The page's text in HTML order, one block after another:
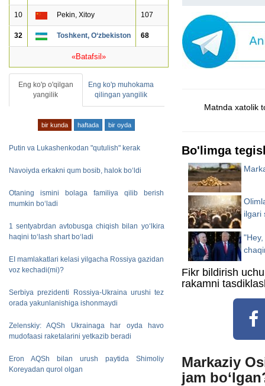
10 Pekin, Xitoy 107
32 Toshkent, O‘zbekiston 68
«Batafsil»
Eng ko'p o'qilgan
yangilik
Eng ko'p muhokama
qilingan yangilik
bir kunda haftada bir oyda
Putin va Lukashenkodan "qutulish" kerak
Navoiyda erkakni qum bosib, halok bo‘ldi
Otaning ismini bolaga familiya qilib berish
mumkin bo‘ladi
1 sentyabrdan avtobusga chiqish bilan yo‘lkira
haqini to‘lash shart bo‘ladi
EI mamlakatlari kelasi yilgacha Rossiya gazidan
voz kechadi(mi)?
Serbiya prezidenti Rossiya-Ukraina urushi tez
orada yakunlanishiga ishonmaydi
Zelenskiy: AQSh Ukrainaga har oyda havo
mudofaasi raketalarini yetkazib beradi
Eron AQSh bilan urush paytida Shimoliy
Koreyadan qurol olgan
Matnda xatolik
Bo'limga
ilgari
Fikr bildirish
rakamni
Markaziy
jam